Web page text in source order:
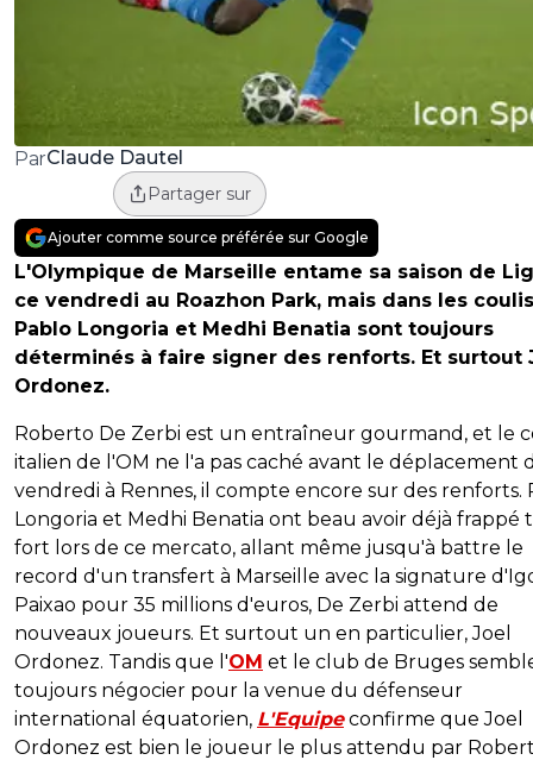
ParClaude Dautel
Partager sur
Ajouter comme source préférée sur Google
L'Olympique de Marseille entame sa saison de
ce vendredi au Roazhon Park, mais dans les
Pablo Longoria et Medhi Benatia sont toujours
déterminés à faire signer des renforts. Et surtout
Ordonez.
Roberto De Zerbi est un entraîneur gourmand, et le
italien de l'OM ne l'a pas caché avant le déplacement
vendredi à Rennes, il compte encore sur des renforts.
Longoria et Medhi Benatia ont beau avoir déjà frappé
fort lors de ce mercato, allant même jusqu'à battre le
record d'un transfert à Marseille avec la signature
Paixao pour 35 millions d'euros, De Zerbi attend de
nouveaux joueurs. Et surtout un en particulier, Joel
Ordonez. Tandis que l'OM et le club de Bruges
toujours négocier pour la venue du défenseur
international équatorien, L'Equipe confirme que Joel
Ordonez est bien le joueur le plus attendu par